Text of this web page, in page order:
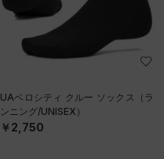
UAベロシティ クルー ソックス（ラ
ンニング/UNISEX）
￥2,750